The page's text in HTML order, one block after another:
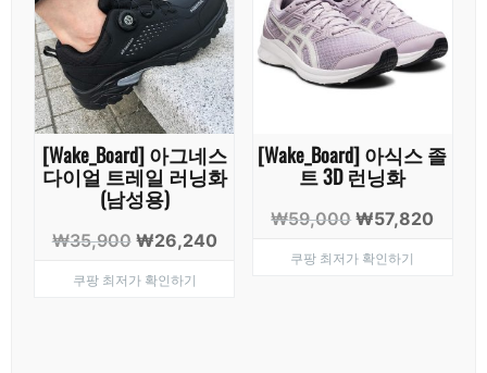
[Wake_Board] 아그네스
다이얼 트레일 러닝화
(남성용)
₩35,900 원
가
₩26,240현
쿠팡 최저가 확인하기
[Wake_Board] 아식스 졸
트 3D 런닝화
₩59,000 원
가
₩57,820
쿠팡 최저가 확인하기